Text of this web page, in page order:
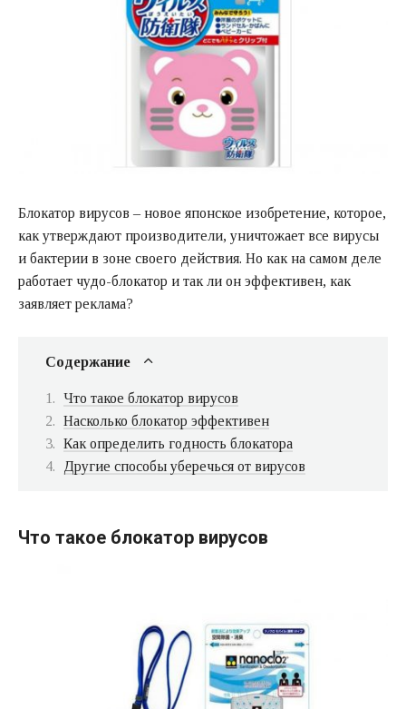
Блокатор вирусов – новое японское изобретение, которое,
как утверждают производители, уничтожает все вирусы
и бактерии в зоне своего действия. Но как на самом деле
работает чудо-блокатор и так ли он эффективен, как
заявляет реклама?
Содержание
Что такое блокатор вирусов
Насколько блокатор эффективен
Как определить годность блокатора
Другие способы уберечься от вирусов
Что такое блокатор вирусов